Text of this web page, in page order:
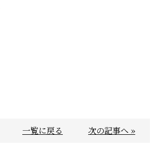
一覧に戻る 次の記事へ »